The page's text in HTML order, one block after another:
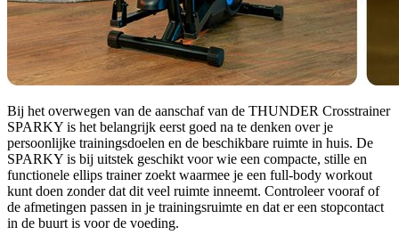
Bij het overwegen van de aanschaf van de THUNDER Crosstrainer
SPARKY is het belangrijk eerst goed na te denken over je
persoonlijke trainingsdoelen en de beschikbare ruimte in huis. De
SPARKY is bij uitstek geschikt voor wie een compacte, stille en
functionele ellips trainer zoekt waarmee je een full-body workout
kunt doen zonder dat dit veel ruimte inneemt. Controleer vooraf of
de afmetingen passen in je trainingsruimte en dat er een stopcontact
in de buurt is voor de voeding.